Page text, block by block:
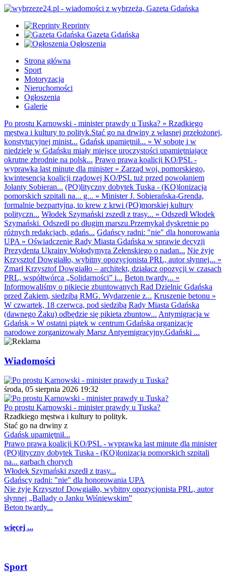
Reprinty
Gazeta Gdańska
Ogłoszenia
Strona główna
Sport
Motoryzacja
Nieruchomości
Ogłoszenia
Galerie
Po prostu Karnowski - minister prawdy u Tuska? » Rzadkiego
męstwa i kultury to polityk.Stać go na drwiny z własnej przełożonej,
konstytucyjnej minist... Gdańsk upamiętnił... » W sobotę i w
niedzielę w Gdańsku miały miejsce uroczystości upamiętniające
okrutne zbrodnie na polsk... Prawo prawa koalicji KO/PSL -
wyprawka last minute dla minister» Zarząd woj. pomorskiego,
kwintesencja koalicji rządowej KO/PSL tuż przed powołaniem
Jolanty Sobieran... (PO)lityczny dobytek Tuska - (KO)lonizacja
pomorskich szpitali na... g... » Minister J. Sobierańska-Grenda,
formalnie bezpartyjna, to krew z krwi (PO)morskiej kultury
polityczn... Włodek Szymański zszedł z trasy... » Odszedł Włodek
Szymański. Odszedł po długim marszu.Przemykał dyskretnie po
różnych redakcjach, gdańs... Gdańscy radni: "nie" dla honorowania
UPA » Oświadczenie Rady Miasta Gdańska w sprawie decyzji
Prezydenta Ukrainy Wołodymyra Zełenskiego o nadan... Nie żyje
Krzysztof Dowgiałło, wybitny opozycjonista PRL, autor słynnej... »
Zmarł Krzysztof Dowgiałło – architekt, działacz opozycji w czasach
PRL, współtwórca „Solidarności” i... Beton twardy... »
Informowaliśmy o pikiecie zbuntowanych Rad Dzielnic Gdańska
przed Żakiem, siedzibą RMG. Wydarzenie z... Kruszenie betonu »
W czwartek, 18 czerwca, pod siedzibą Rady Miasta Gdańska
(dawnego Żaku) odbędzie się pikieta zbuntow... Antymigracja w
Gdańsk » W ostatni piątek w centrum Gdańska organizacje
narodowe zorganizowały Marsz Antyemigracyjny.Gdański ...
Wiadomości
środa, 05 sierpnia 2026 19:32
Po prostu Karnowski - minister prawdy u Tuska?
Rzadkiego męstwa i kultury to polityk.
Stać go na drwiny z
Gdańsk upamiętnił...
Prawo prawa koalicji KO/PSL - wyprawka last minute dla minister
(PO)lityczny dobytek Tuska - (KO)lonizacja pomorskich szpitali
na... garbach chorych
Włodek Szymański zszedł z trasy...
Gdańscy radni: "nie" dla honorowania UPA
Nie żyje Krzysztof Dowgiałło, wybitny opozycjonista PRL, autor
słynnej „Ballady o Janku Wiśniewskim”
Beton twardy...
więcej ...
Sport